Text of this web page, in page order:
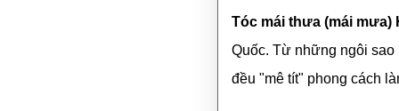
Tóc mái thưa (mái mưa)
Quốc. Từ những ngôi
đều "mê tít" phong cách